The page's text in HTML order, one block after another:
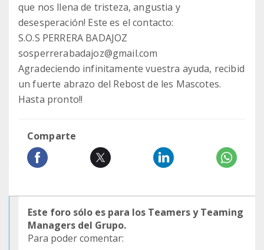
que nos llena de tristeza, angustia y
desesperación! Este es el contacto:
S.O.S PERRERA BADAJOZ
sosperrerabadajoz@gmail.com
Agradeciendo infinitamente vuestra ayuda, recibid
un fuerte abrazo del Rebost de les Mascotes.
Hasta pronto!!
Comparte
Este foro sólo es para los Teamers y Teaming
Managers del Grupo.
Para poder comentar: